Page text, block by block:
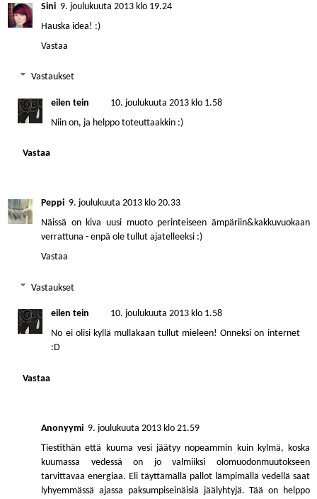
Sini 9. joulukuuta 2013 klo 19.24
Hauska idea! :)
Vastaa
Vastaukset
eilen tein
10. joulukuuta 2013 klo 1.58
Niin on, ja helppo toteuttaakkin :)
Vastaa
Peppi 9. joulukuuta 2013 klo 20.33
Näissä on kiva uusi muoto perinteiseen ämpäriin&kakkuvuokaan
verrattuna - enpä ole tullut ajatelleeksi :)
Vastaa
Vastaukset
eilen tein
10. joulukuuta 2013 klo 1.58
No ei olisi kyllä mullakaan tullut mieleen! Onneksi on internet
:D
Vastaa
Anonyymi 9. joulukuuta 2013 klo 21.59
Tiestithän että kuuma vesi jäätyy nopeammin kuin kylmä, koska
kuumassa vedessä on jo valmiiksi olomuodonmuutokseen
tarvittavaa energiaa. Eli täyttämällä pallot lämpimällä vedellä saat
lyhyemmässä ajassa paksumpiseinäisiä jäälyhtyjä. Tää on helppo